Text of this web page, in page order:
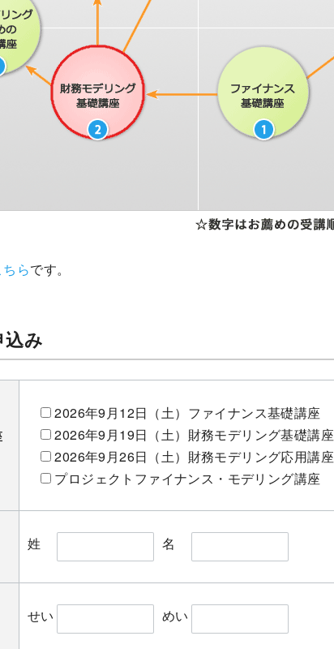
らです。
み
2026年9月12日（土）ファイナンス基礎講座
2026年9月19日（土）財務モデリング基礎講座
2026年9月26日（土）財務モデリング応用講座
プロジェクトファイナンス・モデリング講座
姓 名
せい めい